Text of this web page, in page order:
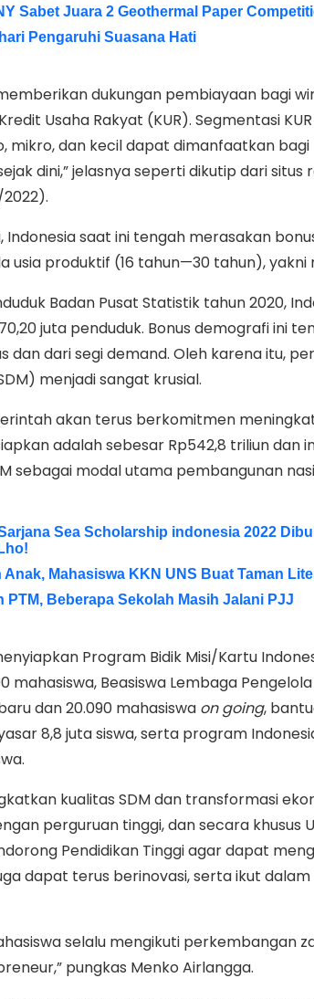
Sabet Juara 2 Geothermal Paper
Pengaruhi Suasana Hati
dukungan pembiayaan bagi
Usaha Rakyat (KUR). Segmentasi
mikro, dan kecil dapat dimanfaatkan
dini,” jelasnya seperti dikutip dari situs
Indonesia saat ini tengah merasakan
usia produktif (16 tahun—30 tahun), yakni
Badan Pusat Statistik tahun 2020,
juta penduduk. Bonus demografi ini
dan dari segi demand. Oleh karena itu,
menjadi sangat krusial.
akan terus berkomitmen
adalah sebesar Rp542,8 triliun dan
sebagai modal utama pembangunan
Sea Scholarship indonesia 2022
Anak, Mahasiswa KKN UNS Buat Taman
PTM, Beberapa Sekolah Masih Jalani PJJ
Program Bidik Misi/Kartu
mahasiswa, Beasiswa Lembaga
dan 20.090 mahasiswa on going,
8,8 juta siswa, serta program
kualitas SDM dan transformasi
perguruan tinggi, dan secara khusus
Pendidikan Tinggi agar dapat
dapat terus berinovasi, serta ikut
selalu mengikuti perkembangan
pungkas Menko Airlangga.